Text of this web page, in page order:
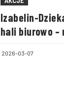
Izabelin-
hali biurowo –
2026-03-07